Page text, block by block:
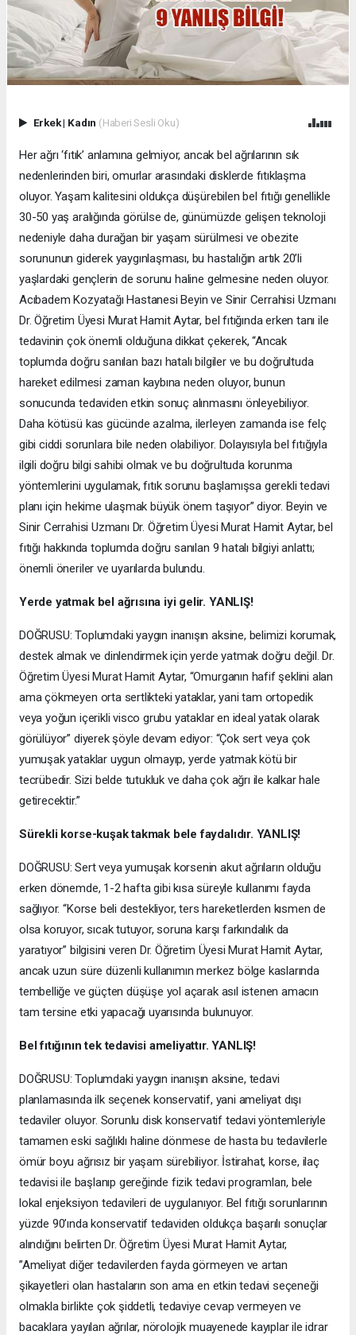
Erkek| Kadın (Haberi Sesli Oku)
Her ağrı ‘fıtık’ anlamına gelmiyor, ancak bel ağrılarının sık
nedenlerinden biri, omurlar arasındaki disklerde fıtıklaşma
oluyor. Yaşam kalitesini oldukça düşürebilen bel fıtığı genellikle
30-50 yaş aralığında görülse de, günümüzde gelişen teknoloji
nedeniyle daha durağan bir yaşam sürülmesi ve obezite
sorununun giderek yaygınlaşması, bu hastalığın artık 20’li
yaşlardaki gençlerin de sorunu haline gelmesine neden oluyor.
Acıbadem Kozyatağı Hastanesi Beyin ve Sinir Cerrahisi Uzmanı
Dr. Öğretim Üyesi Murat Hamit Aytar, bel fıtığında erken tanı ile
tedavinin çok önemli olduğuna dikkat çekerek, “Ancak
toplumda doğru sanılan bazı hatalı bilgiler ve bu doğrultuda
hareket edilmesi zaman kaybına neden oluyor, bunun
sonucunda tedaviden etkin sonuç alınmasını önleyebiliyor.
Daha kötüsü kas gücünde azalma, ilerleyen zamanda ise felç
gibi ciddi sorunlara bile neden olabiliyor. Dolayısıyla bel fıtığıyla
ilgili doğru bilgi sahibi olmak ve bu doğrultuda korunma
yöntemlerini uygulamak, fıtık sorunu başlamışsa gerekli tedavi
planı için hekime ulaşmak büyük önem taşıyor” diyor. Beyin ve
Sinir Cerrahisi Uzmanı Dr. Öğretim Üyesi Murat Hamit Aytar, bel
fıtığı hakkında toplumda doğru sanılan 9 hatalı bilgiyi anlattı;
önemli öneriler ve uyarılarda bulundu.
Yerde yatmak bel ağrısına iyi gelir. YANLIŞ!
DOĞRUSU: Toplumdaki yaygın inanışın aksine, belimizi korumak,
destek almak ve dinlendirmek için yerde yatmak doğru değil. Dr.
Öğretim Üyesi Murat Hamit Aytar, “Omurganın hafif şeklini alan
ama çökmeyen orta sertlikteki yataklar, yani tam ortopedik
veya yoğun içerikli visco grubu yataklar en ideal yatak olarak
görülüyor” diyerek şöyle devam ediyor: “Çok sert veya çok
yumuşak yataklar uygun olmayıp, yerde yatmak kötü bir
tecrübedir. Sizi belde tutukluk ve daha çok ağrı ile kalkar hale
getirecektir.”
Sürekli korse-kuşak takmak bele faydalıdır. YANLIŞ!
DOĞRUSU: Sert veya yumuşak korsenin akut ağrıların olduğu
erken dönemde, 1-2 hafta gibi kısa süreyle kullanımı fayda
sağlıyor. “Korse beli destekliyor, ters hareketlerden kısmen de
olsa koruyor, sıcak tutuyor, soruna karşı farkındalık da
yaratıyor” bilgisini veren Dr. Öğretim Üyesi Murat Hamit Aytar,
ancak uzun süre düzenli kullanımın merkez bölge kaslarında
tembelliğe ve güçten düşüşe yol açarak asıl istenen amacın
tam tersine etki yapacağı uyarısında bulunuyor.
Bel fıtığının tek tedavisi ameliyattır. YANLIŞ!
DOĞRUSU: Toplumdaki yaygın inanışın aksine, tedavi
planlamasında ilk seçenek konservatif, yani ameliyat dışı
tedaviler oluyor. Sorunlu disk konservatif tedavi yöntemleriyle
tamamen eski sağlıklı haline dönmese de hasta bu tedavilerle
ömür boyu ağrısız bir yaşam sürebiliyor. İstirahat, korse, ilaç
tedavisi ile başlanıp gereğinde fizik tedavi programları, bele
lokal enjeksiyon tedavileri de uygulanıyor. Bel fıtığı sorunlarının
yüzde 90’ında konservatif tedaviden oldukça başarılı sonuçlar
alındığını belirten Dr. Öğretim Üyesi Murat Hamit Aytar,
”Ameliyat diğer tedavilerden fayda görmeyen ve artan
şikayetleri olan hastaların son ama en etkin tedavi seçeneği
olmakla birlikte çok şiddetli, tedaviye cevap vermeyen ve
bacaklara yayılan ağrılar, nörolojik muayenede kayıplar ile idrar